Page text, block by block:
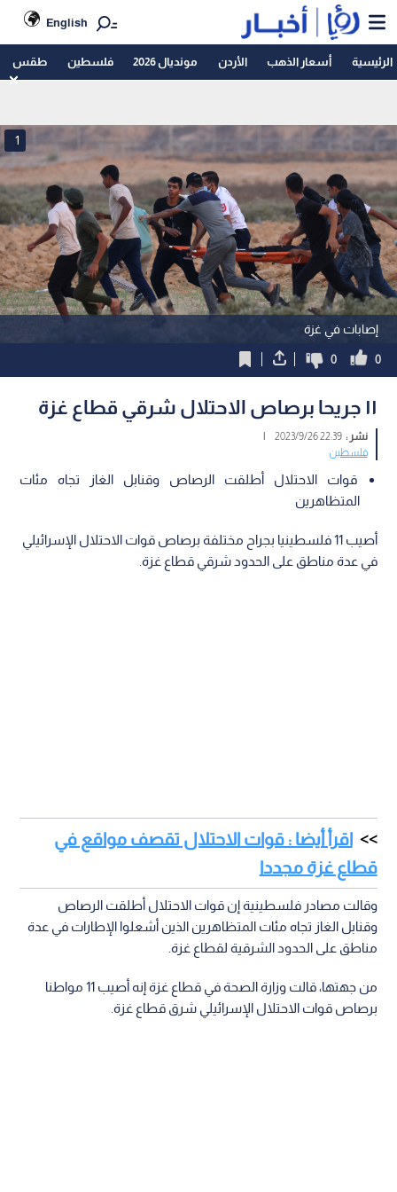
English
الرئيسية أسعار الذهب الأردن مونديال 2026 فلسطين طقس
إصابات في غزة
1
0
0
١١ جريحا برصاص الاحتلال شرقي قطاع غزة
نشر :22:39 2023/9/26
|
فلسطين
قوات الاحتلال أطلقت الرصاص وقنابل الغاز تجاه مئات
المتظاهرين
أصيب 11 فلسطينيا بجراح مختلفة برصاص قوات الاحتلال الإسرائيلي
في عدة مناطق على الحدود شرقي قطاع غزة.
اقرأ أيضا : قوات الاحتلال تقصف مواقع في
قطاع غزة مجددا
وقالت مصادر فلسطينية إن قوات الاحتلال أطلقت الرصاص
وقنابل الغاز تجاه مئات المتظاهرين الذين أشعلوا الإطارات في عدة
مناطق على الحدود الشرقية لقطاع غزة.
من جهتها، قالت وزارة الصحة في قطاع غزة إنه أصيب 11 مواطنا
برصاص قوات الاحتلال الإسرائيلي شرق قطاع غزة.